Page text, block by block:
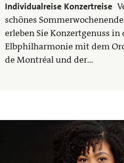
Individualreise Konzertreise
schönes
erleben Sie Konzertgenuss
Elbphilharmonie mit dem
de Montréal und der...